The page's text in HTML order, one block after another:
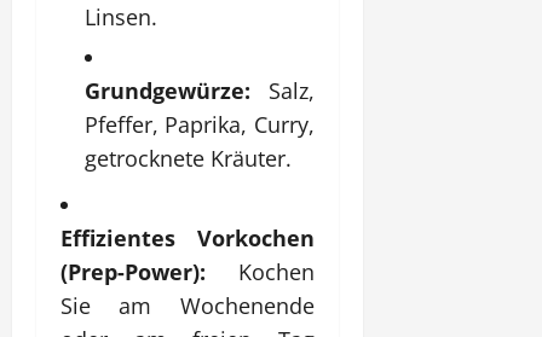
Linsen.
Grundgewürze: Salz,
Pfeffer, Paprika, Curry,
getrocknete Kräuter.
Effizientes Vorkochen
(Prep-Power): Kochen
Sie am Wochenende